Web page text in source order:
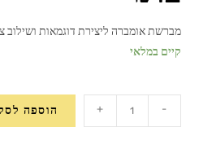
מברשת אומברה ליצירת דוגמאות
קיים במלאי
של
-
+ הוספה